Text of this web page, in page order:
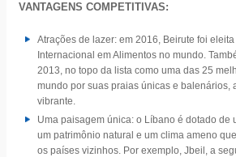
VANTAGENS COMPETITIVAS:
Atrações de lazer: em 2016, Beirute foi
Internacional em Alimentos no mundo.
2013, no topo da lista como uma das 25
mundo por suas praias únicas e balenários,
vibrante.
Uma paisagem única: o Líbano é dotado de
um patrimônio natural e um clima ameno
os países vizinhos. Por exemplo, Jbeil, a